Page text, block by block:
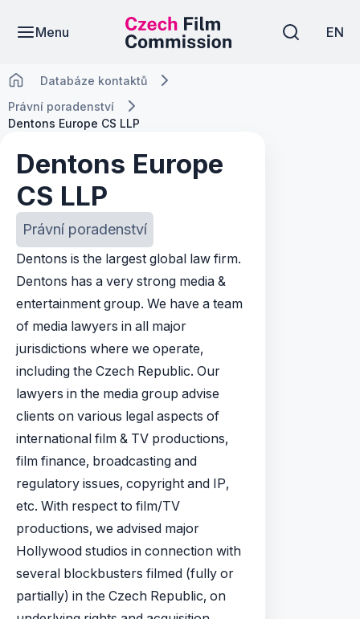
Menu EN
Databáze kontaktů
Právní poradenství
Dentons Europe CS LLP
Dentons Europe
CS LLP
Právní poradenství
Dentons is the largest global law firm.
Dentons has a very strong media &
entertainment group. We have a team
of media lawyers in all major
jurisdictions where we operate,
including the Czech Republic. Our
lawyers in the media group advise
clients on various legal aspects of
international film & TV productions,
film finance, broadcasting and
regulatory issues, copyright and IP,
etc. With respect to film/TV
productions, we advised major
Hollywood studios in connection with
several blockbusters filmed (fully or
partially) in the Czech Republic, on